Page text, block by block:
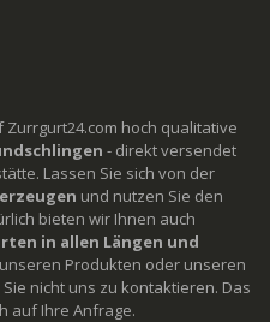
hoch qualitative
- direkt versendet
Lassen Sie sich von der
und nutzen Sie den
bieten wir Ihnen auch
in allen Längen und
Produkten oder unseren
nicht uns zu kontaktieren. Das
auf Ihre Anfrage.